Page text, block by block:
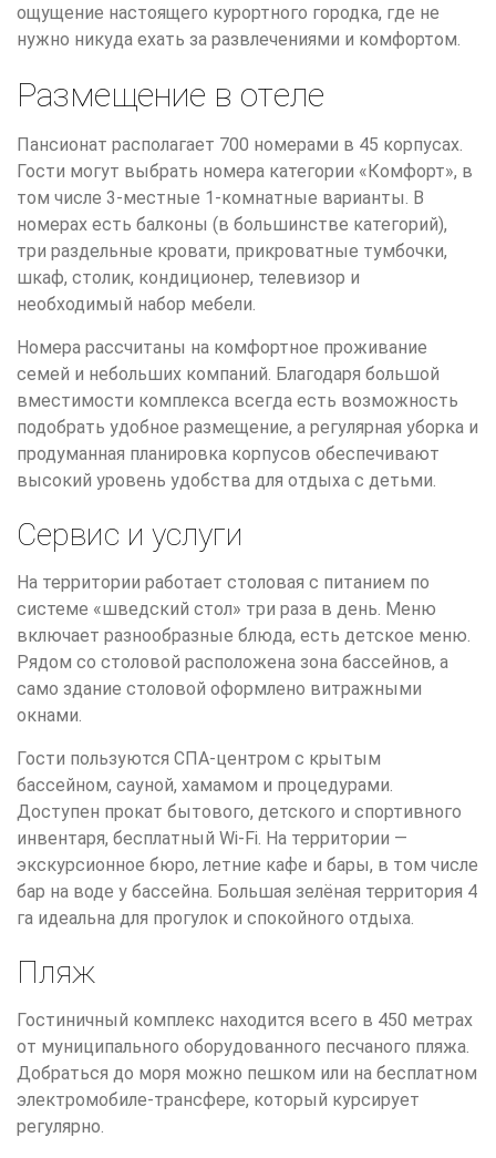
ощущение настоящего курортного городка, где не
нужно никуда ехать за развлечениями и комфортом.
Размещение в отеле
Пансионат располагает 700 номерами в 45 корпусах.
Гости могут выбрать номера категории «Комфорт», в
том числе 3-местные 1-комнатные варианты. В
номерах есть балконы (в большинстве категорий),
три раздельные кровати, прикроватные тумбочки,
шкаф, столик, кондиционер, телевизор и
необходимый набор мебели.
Номера рассчитаны на комфортное проживание
семей и небольших компаний. Благодаря большой
вместимости комплекса всегда есть возможность
подобрать удобное размещение, а регулярная уборка и
продуманная планировка корпусов обеспечивают
высокий уровень удобства для отдыха с детьми.
Сервис и услуги
На территории работает столовая с питанием по
системе «шведский стол» три раза в день. Меню
включает разнообразные блюда, есть детское меню.
Рядом со столовой расположена зона бассейнов, а
само здание столовой оформлено витражными
окнами.
Гости пользуются СПА-центром с крытым
бассейном, сауной, хамамом и процедурами.
Доступен прокат бытового, детского и спортивного
инвентаря, бесплатный Wi-Fi. На территории —
экскурсионное бюро, летние кафе и бары, в том числе
бар на воде у бассейна. Большая зелёная территория 4
га идеальна для прогулок и спокойного отдыха.
Пляж
Гостиничный комплекс находится всего в 450 метрах
от муниципального оборудованного песчаного пляжа.
Добраться до моря можно пешком или на бесплатном
электромобиле-трансфере, который курсирует
регулярно.